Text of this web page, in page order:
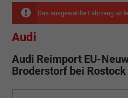
Das ausgewählte Fahrzeug ist
Audi
Audi Reimport EU-
Broderstorf bei